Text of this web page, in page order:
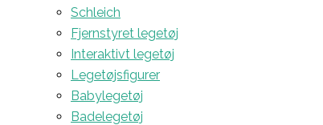
Schleich
Fjernstyret legetøj
Interaktivt legetøj
Legetøjsfigurer
Babylegetøj
Badelegetøj